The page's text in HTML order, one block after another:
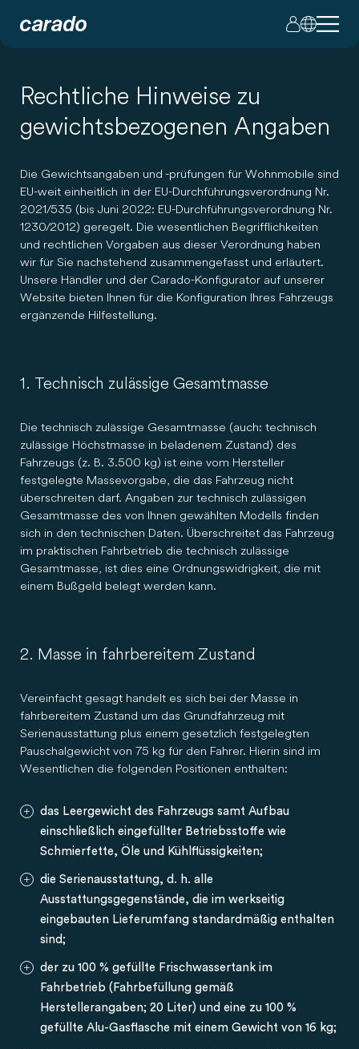
Rechtliche Hinweise zu
gewichtsbezogenen Angaben
Die Gewichtsangaben und -prüfungen für Wohnmobile sind
EU-weit einheitlich in der EU-Durchführungsverordnung Nr.
2021/535 (bis Juni 2022: EU-Durchführungsverordnung Nr.
1230/2012) geregelt. Die wesentlichen Begrifflichkeiten
und rechtlichen Vorgaben aus dieser Verordnung haben
wir für Sie nachstehend zusammengefasst und erläutert.
Unsere Händler und der Carado-Konfigurator auf unserer
Website bieten Ihnen für die Konfiguration Ihres Fahrzeugs
ergänzende Hilfestellung.
1. Technisch zulässige Gesamtmasse
Die technisch zulässige Gesamtmasse (auch: technisch
zulässige Höchstmasse in beladenem Zustand) des
Fahrzeugs (z. B. 3.500 kg) ist eine vom Hersteller
festgelegte Massevorgabe, die das Fahrzeug nicht
überschreiten darf. Angaben zur technisch zulässigen
Gesamtmasse des von Ihnen gewählten Modells finden
sich in den technischen Daten. Überschreitet das Fahrzeug
im praktischen Fahrbetrieb die technisch zulässige
Gesamtmasse, ist dies eine Ordnungswidrigkeit, die mit
einem Bußgeld belegt werden kann.
2. Masse in fahrbereitem Zustand
Vereinfacht gesagt handelt es sich bei der Masse in
fahrbereitem Zustand um das Grundfahrzeug mit
Serienausstattung plus einem gesetzlich festgelegten
Pauschalgewicht von 75 kg für den Fahrer. Hierin sind im
Wesentlichen die folgenden Positionen enthalten:
das Leergewicht des Fahrzeugs samt Aufbau
einschließlich eingefüllter Betriebsstoffe wie
Schmierfette, Öle und Kühlflüssigkeiten;
die Serienausstattung, d. h. alle
Ausstattungsgegenstände, die im werkseitig
eingebauten Lieferumfang standardmäßig enthalten
sind;
der zu 100 % gefüllte Frischwassertank im
Fahrbetrieb (Fahrbefüllung gemäß
Herstellerangaben; 20 Liter) und eine zu 100 %
gefüllte Alu-Gasflasche mit einem Gewicht von 16 kg;